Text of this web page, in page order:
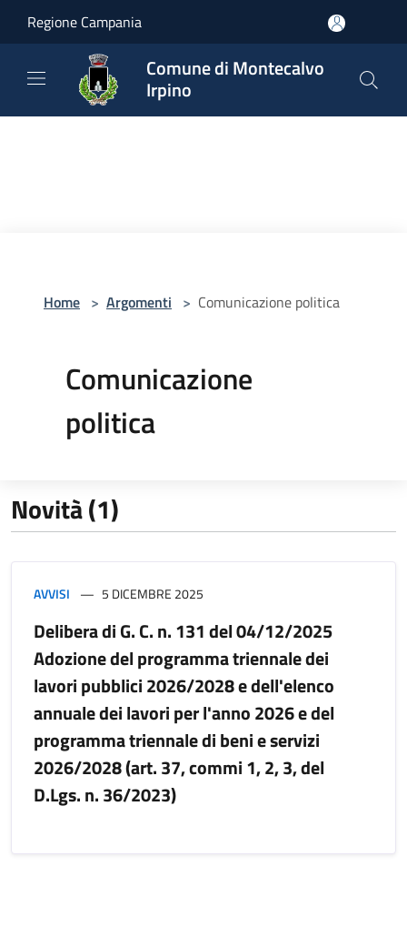
Regione Campania
Comune di Montecalvo
Irpino
Home > Argomenti > Comunicazione politica
Comunicazione
politica
Novità (1)
AVVISI 5 DICEMBRE 2025
Delibera di G. C. n. 131 del 04/12/2025
Adozione del programma triennale dei
lavori pubblici 2026/2028 e dell'elenco
annuale dei lavori per l'anno 2026 e del
programma triennale di beni e servizi
2026/2028 (art. 37, commi 1, 2, 3, del
D.Lgs. n. 36/2023)